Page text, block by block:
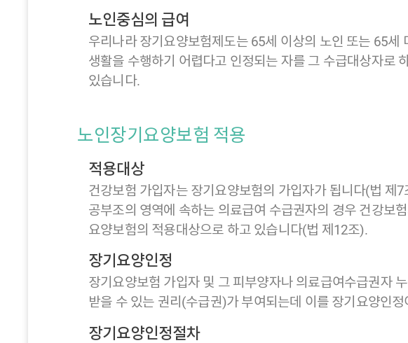
노인중심의 급여
우리나라 장기요양보험제도는 65세 이상의 노인 또는 65
생활을 수행하기 어렵다고 인정되는 자를 그 수급대상자로
있습니다.
노인장기요양보험 적용
적용대상
건강보험 가입자는 장기요양보험의 가입자가 됩니다(법 제
공부조의 영역에 속하는 의료급여 수급권자의 경우 건강보
요양보험의 적용대상으로 하고 있습니다(법 제12조).
장기요양인정
장기요양보험 가입자 및 그 피부양자나 의료급여수급권자
받을 수 있는 권리(수급권)가 부여되는데 이를 장기요양인
장기요양인정절차